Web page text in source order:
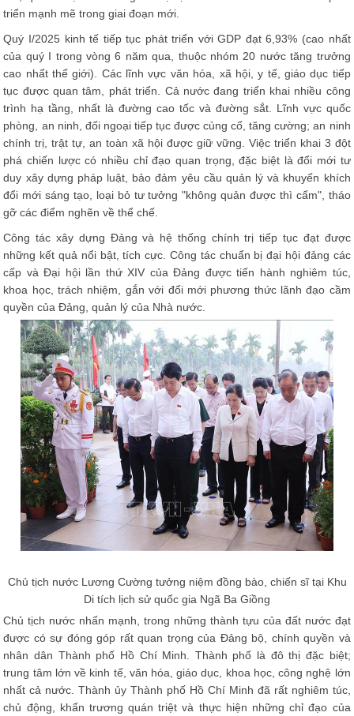
triển mạnh mẽ trong giai đoạn mới.
Quý I/2025 kinh tế tiếp tục phát triển với GDP đạt 6,93% (cao nhất
của quý I trong vòng 6 năm qua, thuộc nhóm 20 nước tăng trưởng
cao nhất thế giới). Các lĩnh vực văn hóa, xã hội, y tế, giáo dục tiếp
tục được quan tâm, phát triển. Cả nước đang triển khai nhiều công
trình hạ tầng, nhất là đường cao tốc và đường sắt. Lĩnh vực quốc
phòng, an ninh, đối ngoại tiếp tục được củng cố, tăng cường; an ninh
chính trị, trật tự, an toàn xã hội được giữ vững. Việc triển khai 3 đột
phá chiến lược có nhiều chỉ đạo quan trọng, đặc biệt là đổi mới tư
duy xây dựng pháp luật, bảo đảm yêu cầu quản lý và khuyến khích
đổi mới sáng tạo, loại bỏ tư tưởng "không quản được thì cấm", tháo
gỡ các điểm nghẽn về thể chế.
Công tác xây dựng Đảng và hệ thống chính trị tiếp tục đạt được
những kết quả nổi bật, tích cực. Công tác chuẩn bị đại hội đảng các
cấp và Đại hội lần thứ XIV của Đảng được tiến hành nghiêm túc,
khoa học, trách nhiệm, gắn với đổi mới phương thức lãnh đạo cầm
quyền của Đảng, quản lý của Nhà nước.
Chủ tịch nước Lương Cường tưởng niệm đồng bào, chiến sĩ tại Khu
Di tích lịch sử quốc gia Ngã Ba Giồng
Chủ tịch nước nhấn mạnh, trong những thành tựu của đất nước đạt
được có sự đóng góp rất quan trọng của Đảng bộ, chính quyền và
nhân dân Thành phố Hồ Chí Minh. Thành phố là đô thị đặc biệt;
trung tâm lớn về kinh tế, văn hóa, giáo dục, khoa học, công nghệ lớn
nhất cả nước. Thành ủy Thành phố Hồ Chí Minh đã rất nghiêm túc,
chủ động, khẩn trương quán triệt và thực hiện những chỉ đạo của